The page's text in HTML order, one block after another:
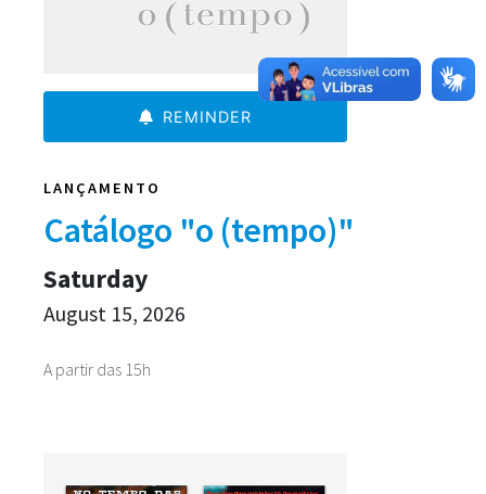
REMINDER
LANÇAMENTO
Catálogo "o (tempo)"
A partir das 15h
Saturday
August 15, 2026